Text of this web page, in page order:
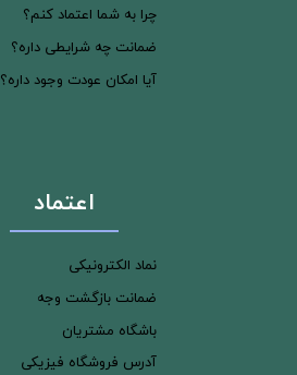
چرا به شما اعتماد کنم؟
ضمانت چه شرایطی داره؟
آیا امکان عودت وجود داره؟
اعتماد
نماد الکترونیکی
ضمانت بازگشت وجه
باشگاه مشتریان
آدرس فروشگاه فیزیکی